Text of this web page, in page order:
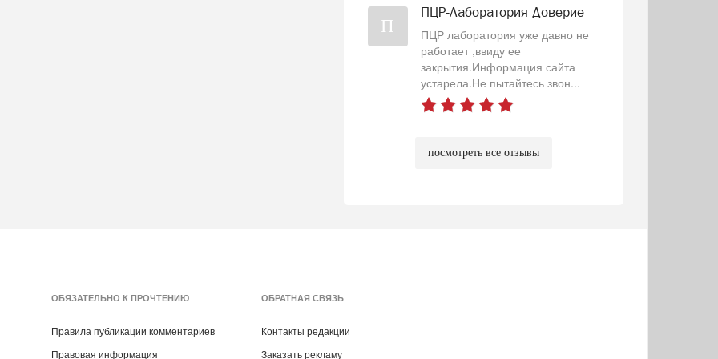
П
ПЦР-Лаборатория Доверие
ПЦР лаборатория уже давно не
работает ,ввиду ее
закрытия.Информация сайта
устарела.Не пытайтесь звон...
посмотреть все отзывы
ОБЯЗАТЕЛЬНО К ПРОЧТЕНИЮ
Правила публикации комментариев
Правовая информация
ОБРАТНАЯ СВЯЗЬ
Контакты редакции
Заказать рекламу